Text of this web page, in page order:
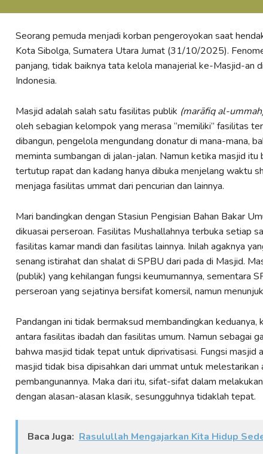
Seorang pemuda menjadi korban pengeroyokan saat
Kota Sibolga, Sumatera Utara Jumat (31/10/2025).
panjang, tidak baiknya tata kelola manajerial ke-Masjid-an
Indonesia.
Masjid adalah salah satu fasilitas publik (marāfiq al-
oleh sebagian kelompok yang merasa “memiliki” fasilitas
dibangun, pengelola mengundang donatur di mana-mana,
meminta sumbangan di jalan-jalan. Namun ketika masjid itu
tertutup rapat dan kadang hanya dibuka menjelang waktu
menjaga fasilitas ummat dari pencurian dan lainnya.
Mari bandingkan dengan Stasiun Pengisian Bahan Bakar
dikuasai perseroan. Fasilitas Mushallahnya terbuka setiap
fasilitas kamar mandi dan fasilitas lainnya. Inilah agaknya
senang istirahat dan shalat di SPBU dari pada di Masjid.
(publik) yang kehilangan fungsi keumumannya, sementara
perseroan yang sejatinya bersifat komersil, namun
Pandangan ini tidak bermaksud membandingkan
antara fasilitas ibadah dan fasilitas umum. Namun sebagai
bahwa masjid tidak tepat untuk diprivatisasi. Fungsi masjid
masjid tidak bisa dipisahkan dari ummat untuk
pembangunannya. Maka dari itu, sifat-sifat dalam
dengan alasan-alasan klasik, sesungguhnya tidaklah tepat.
Baca Juga: Rasulullah Mengajarkan Kita Hidup